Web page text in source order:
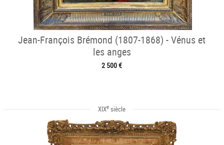
Jean-François Brémond (1807-1868) - Vénus et
les anges
2 500 €
XIXe siècle